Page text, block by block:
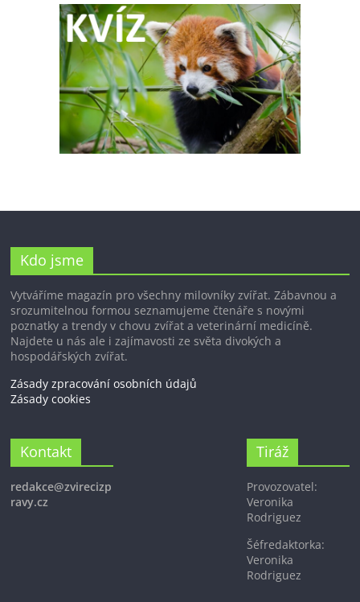
Kdo jsme
Vytváříme magazín pro všechny milovníky zvířat. Zábavnou a
srozumitelnou formou seznamujeme čtenáře s novými
poznatky a trendy v chovu zvířat a veterinární medicíně.
Najdete u nás ale i zajímavosti ze světa divokých a
hospodářských zvířat.
Zásady zpracování osobních údajů
Zásady cookies
Kontakt
redakce@zvirecizp
ravy.cz
Tiráž
Provozovatel:
Veronika
Rodriguez
Šéfredaktorka:
Veronika
Rodriguez